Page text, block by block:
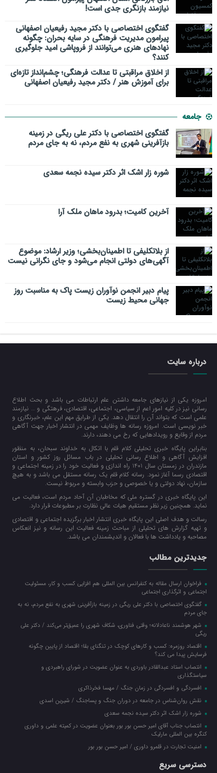
نیازمند بازنگری جدی است!
گفتگوی اختصاصی با دکتر مجید رفیعیان اصفهانی
پیرامون مدیریت فرهنگی در سایه بحران: چگونه
نهادهای هنری می‌توانند از فروپاشی امید جلوگیری
کنند؟
از اخلاق مراقبتی تا عدالت فرهنگی؛ چشم‌انداز تازه‌ای
برای آموزش هنر / دکتر مجید رفیعیان اصفهانی
جامعه
گفتگوی اختصاصی با دکتر علی ریگی در زمینه
بازآفرینی شهری به نفع مردم، نه به جای مردم
شوره زار اشک اثر دکتر سیده نجمه سعدی
​آخرین کامیت؛ بدرود ماهان ملک آرا
از بلاتکلیفی تا اطمینان‌بخشی؛ وزیر ارشاد: موضوع
آگهی‌های دولتی انجام می‌شود و جای نگرانی نیست
پیام دبیر انجمن نوآوران زیست پاک به مناسبت روز
جهانی محیط زیست
درباره سایت
امروزه یکی از نیازهای جامعه داشتن علم ارتباطات می باشد و بحث اطلاع
رسانی نیز در کلیه امور اعم از سیاسی، اجتماعی، اقتصادی، فرهتگی و … نیازمند
علمی است که بتواند آن را انتقال دهد. یکی از طرایق مهم این علم، خبرنگاری و
خبر نویسی است. امروزه رسانه ها وظایف مهمی در انتشار اخبار جهت آگاهی
مردم از وقایع و رویدادهایی که رخ می دهند، دارند.
بنابراین پایگاه خبری تحلیلی کلام قلم با اتکال به خداوند سبحان، به منظور
افزایش آگاهی و اطلاع رسانی تحلیلی در باب مسائل روز کشور و استان
مازندران در زمستان سال 1401 راه اندازی و فعالیت خود را در زمینه اجتماعی و
اقتصادی رسما آغاز نمود. رسانه کلام قلم یک رسانه مستقل می باشد و به هیچ
سازمان، نهاد دولتی و یا خصوصی و حزب وابسته و مربوط نیست.
این پایگاه خبری در گستره ملی که مخاطبان آن آحاد مردم است، فعالیت می
نماید. همچنین زیر نظر مستقیم هیات عالی نظارت بر مطبوعات قرار دارد.
رسالت و هدف اصلی این پایگاه خبری انتشار اخبار برگزیده اجتماعی و اقتصادی
و تهیه گزارش های تحلیلی از مباحث زمینه فعالیت این رسانه و نیز انعکاس
مصاحبه و یادداشت ها با فعالان و اندیشمندان می باشد.
جدیدترین مطالب
فراخوان ارسال مقاله به کنفرانس بین المللی هم افزایی کسب و کار، مسئولیت
اجتماعی و اثرگذاری اجتماعی
گفتگوی اختصاصی با دکتر علی ریگی در زمینه بازآفرینی شهری به نفع مردم، نه به
جای مردم
شهر هوشمند ناعادلانه؛ وقتی فناوری، شکاف شهری را عمیق‌تر می‌کند / دکتر علی
ریگی
اقتصاد روزمره: کسب‌ و کارهای کوچک در تنگنای بقا؛ اقتصاد از پایین چگونه
فرسایش پیدا می کند؟
انتصاب استاد عبدالقادر باوردی به عنوان عضویت در شورای راهبردی و
سیاستگذاری
افسردگی و افسردگی در زمان جنگ / مهسا فخرذاکری
نقش روان‌شناس در جامعه در دوران جنگ و پساجنگ / شیرین اسدی
شوره زار اشک اثر دکتر سیده نجمه سعدی
انتصاب جناب آقای امیر حسن بور بور بعنوان عضویت در کمیته علمی و داوری
کنگره بین المللی مارلیک
امنیت تجارت در قلمرو داوری / امیر حسن بور بور
دسترسی سریع